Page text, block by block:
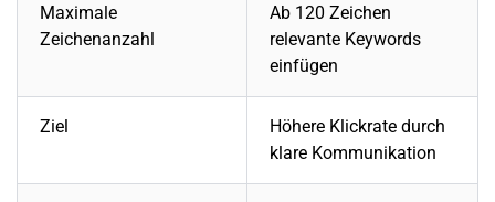
Maximale
Zeichenanzahl
Ab 120 Zeichen
relevante Keywords
einfügen
Ziel
Höhere Klickrate durch
klare Kommunikation